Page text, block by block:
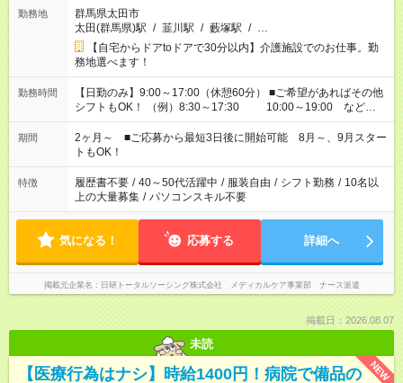
勤務地
群馬県太田市
太田(群馬県)駅 / 韮川駅 / 藪塚駅 / …
【自宅からドアtoドアで30分以内】介護施設でのお仕事。勤
務地選べます！
勤務時間
【日勤のみ】9:00～17:00（休憩60分） ■ご希望があればその他
シフトもOK！ （例）8:30～17:30 10:00～19:00 など
「家族とお休みを合わせたい」 「できれば残業はしたくない」
など、あなたのご希望に沿ったお仕事をご紹介します！ ※Wワ
ーク希望の方へ 今ご覧のお仕事で希望する勤務時間と、もう1つ
のお仕事の勤務時間。 合計で週40時間を超える場合は応募でき
ません
期間
2ヶ月～ ■ご応募から最短3日後に開始可能 8月～、9月スター
トもOK！
特徴 履歴書不要 / 40～50代活躍中 / 服装自由 / シフト勤務 / 10名以
上の大量募集 / パソコンスキル不要
気になる！ 応募する 詳細へ
掲載元企業名 日研トータルソーシング株式会社 メディカルケア事業部 ナース派遣
掲載日：2026.08.07
未読
NEW
【医療行為はナシ】時給1400円！病院で備品の